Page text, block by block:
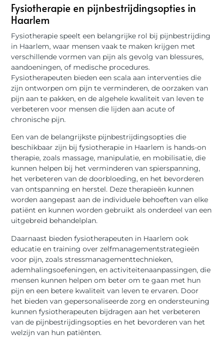
Fysiotherapie en pijnbestrijdingsopties in
Haarlem
Fysiotherapie speelt een belangrijke rol bij pijnbestrijding
in Haarlem, waar mensen vaak te maken krijgen met
verschillende vormen van pijn als gevolg van blessures,
aandoeningen, of medische procedures.
Fysiotherapeuten bieden een scala aan interventies die
zijn ontworpen om pijn te verminderen, de oorzaken van
pijn aan te pakken, en de algehele kwaliteit van leven te
verbeteren voor mensen die lijden aan acute of
chronische pijn.
Een van de belangrijkste pijnbestrijdingsopties die
beschikbaar zijn bij fysiotherapie in Haarlem is hands-on
therapie, zoals massage, manipulatie, en mobilisatie, die
kunnen helpen bij het verminderen van spierspanning,
het verbeteren van de doorbloeding, en het bevorderen
van ontspanning en herstel. Deze therapieën kunnen
worden aangepast aan de individuele behoeften van elke
patiënt en kunnen worden gebruikt als onderdeel van een
uitgebreid behandelplan.
Daarnaast bieden fysiotherapeuten in Haarlem ook
educatie en training over zelfmanagementstrategieën
voor pijn, zoals stressmanagementtechnieken,
ademhalingsoefeningen, en activiteitenaanpassingen, die
mensen kunnen helpen om beter om te gaan met hun
pijn en een betere kwaliteit van leven te ervaren. Door
het bieden van gepersonaliseerde zorg en ondersteuning
kunnen fysiotherapeuten bijdragen aan het verbeteren
van de pijnbestrijdingsopties en het bevorderen van het
welzijn van hun patiënten.